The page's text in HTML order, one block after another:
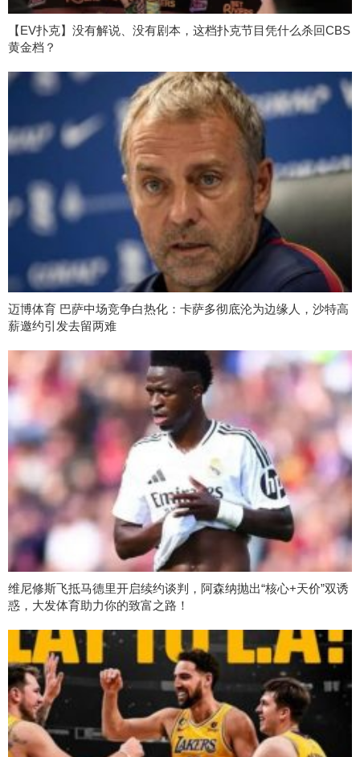
【EV扑克】没有解说、没有剧本，这档扑克节目凭什么杀回CBS
黄金档？
迈博体育 巴萨中场竞争白热化：卡萨多彻底沦为边缘人，沙特高
薪邀约引发去留两难
维尼修斯飞抵马德里开启续约谈判，阿森纳抛出“核心+天价”双诱
惑，大发体育助力你的致富之路！